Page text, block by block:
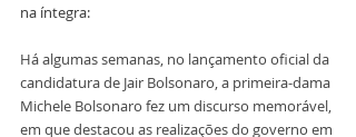
na íntegra:
Há algumas semanas, no lançamento oficial da
candidatura de Jair Bolsonaro, a primeira-dama
Michele Bolsonaro fez um discurso memorável,
em que destacou as realizações do governo em